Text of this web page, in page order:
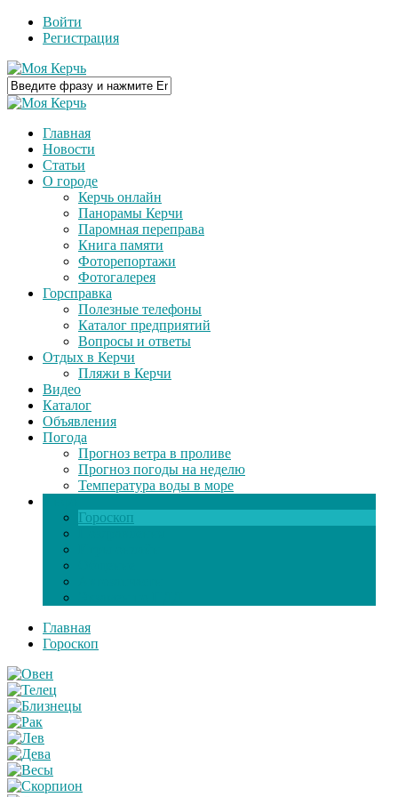
Войти
Регистрация
Главная
Новости
Статьи
О городе
Керчь онлайн
Панорамы Керчи
Паромная переправа
Книга памяти
Фоторепортажи
Фотогалерея
Горсправка
Полезные телефоны
Каталог предприятий
Вопросы и ответы
Отдых в Керчи
Пляжи в Керчи
Видео
Каталог
Объявления
Погода
Прогноз ветра в проливе
Прогноз погоды на неделю
Температура воды в море
Гороскоп
Главная
Гороскоп